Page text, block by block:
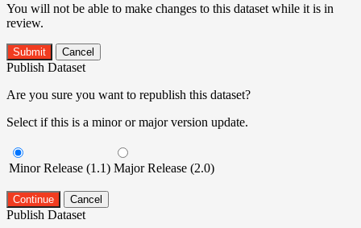
You will not be able to make changes to this dataset while it is in
review.
Submit Cancel
Publish Dataset
Are you sure you want to republish this dataset?
Select if this is a minor or major version update.
Minor Release (1.1) Major Release (2.0)
Continue Cancel
Publish Dataset